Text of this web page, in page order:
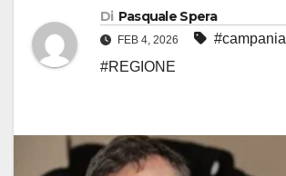
Di Pasquale Spera
FEB 4, 2026 #campania
#REGIONE